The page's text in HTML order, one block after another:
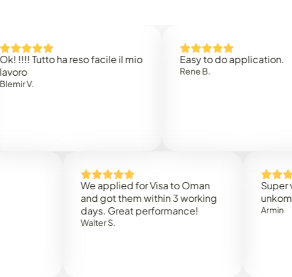
ha reso facile il mio
Easy to do application.
We applied for Visa to Oman
and got them within 3 working
days. Great performance!
Walter S.
Super vielen
unkompliziert